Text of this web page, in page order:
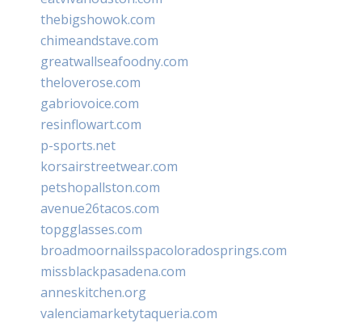
thebigshowok.com
chimeandstave.com
greatwallseafoodny.com
theloverose.com
gabriovoice.com
resinflowart.com
p-sports.net
korsairstreetwear.com
petshopallston.com
avenue26tacos.com
topgglasses.com
broadmoornailsspacoloradosprings.com
missblackpasadena.com
anneskitchen.org
valenciamarketytaqueria.com